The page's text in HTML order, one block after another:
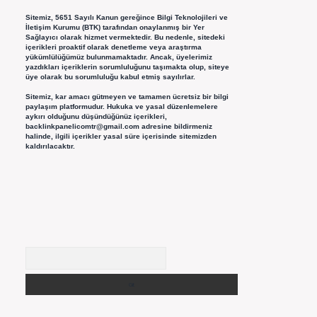
Sitemiz, 5651 Sayılı Kanun gereğince Bilgi Teknolojileri ve
İletişim Kurumu (BTK) tarafından onaylanmış bir Yer
Sağlayıcı olarak hizmet vermektedir. Bu nedenle, sitedeki
içerikleri proaktif olarak denetleme veya araştırma
yükümlülüğümüz bulunmamaktadır. Ancak, üyelerimiz
yazdıkları içeriklerin sorumluluğunu taşımakta olup, siteye
üye olarak bu sorumluluğu kabul etmiş sayılırlar.
Sitemiz, kar amacı gütmeyen ve tamamen ücretsiz bir bilgi
paylaşım platformudur. Hukuka ve yasal düzenlemelere
aykırı olduğunu düşündüğünüz içerikleri,
backlinkpanelicomtr@gmail.comadresine bildirmeniz
halinde, ilgili içerikler yasal süre içerisinde sitemizden
kaldırılacaktır.